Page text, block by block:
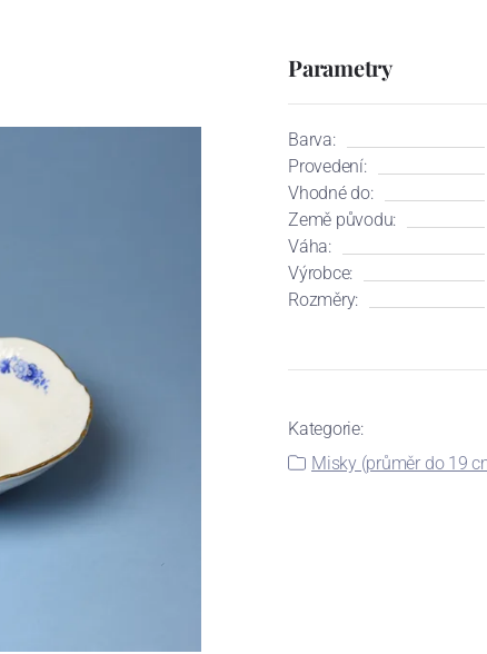
Parametry
Barva:
Provedení:
Vhodné do:
Země původu:
Váha:
Výrobce:
Rozměry:
Kategorie:
Misky (průměr do 19